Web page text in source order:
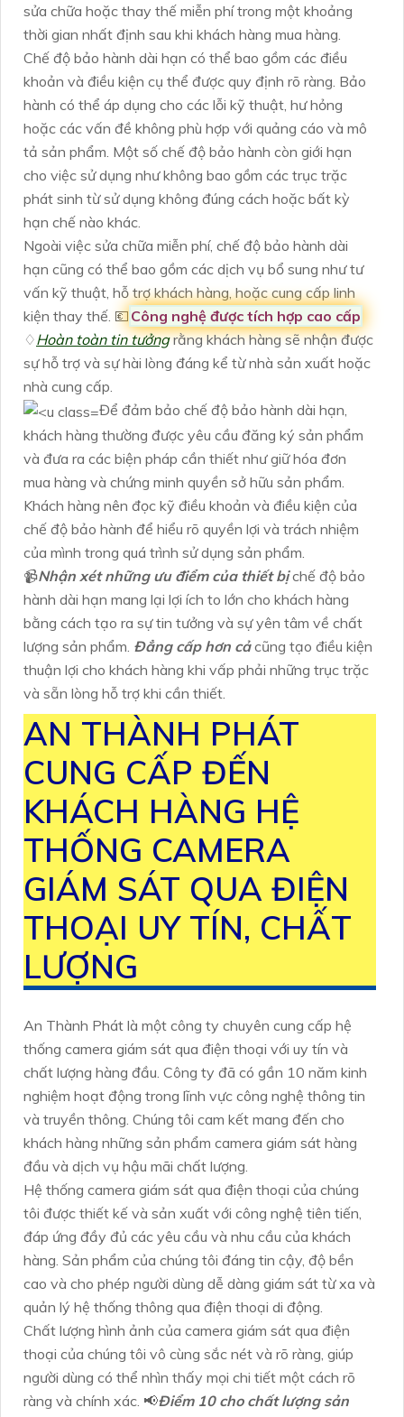
sửa chữa hoặc thay thế miễn phí trong một khoảng
thời gian nhất định sau khi khách hàng mua hàng.
Chế độ bảo hành dài hạn có thể bao gồm các điều
khoản và điều kiện cụ thể được quy định rõ ràng. Bảo
hành có thể áp dụng cho các lỗi kỹ thuật, hư hỏng
hoặc các vấn đề không phù hợp với quảng cáo và mô
tả sản phẩm. Một số chế độ bảo hành còn giới hạn
cho việc sử dụng như không bao gồm các trục trặc
phát sinh từ sử dụng không đúng cách hoặc bất kỳ
hạn chế nào khác.
Ngoài việc sửa chữa miễn phí, chế độ bảo hành dài
hạn cũng có thể bao gồm các dịch vụ bổ sung như tư
vấn kỹ thuật, hỗ trợ khách hàng, hoặc cung cấp linh
kiện thay thế. 💶 Công nghệ được tích hợp cao cấp
♢Hoàn toàn tin tưởngrằng khách hàng sẽ nhận được
sự hỗ trợ và sự hài lòng đáng kể từ nhà sản xuất hoặc
nhà cung cấp.
Để đảm bảo chế độ bảo hành dài hạn,
khách hàng thường được yêu cầu đăng ký sản phẩm
và đưa ra các biện pháp cần thiết như giữ hóa đơn
mua hàng và chứng minh quyền sở hữu sản phẩm.
Khách hàng nên đọc kỹ điều khoản và điều kiện của
chế độ bảo hành để hiểu rõ quyền lợi và trách nhiệm
của mình trong quá trình sử dụng sản phẩm.
📹Nhận xét những ưu điểm của thiết bịchế độ bảo
hành dài hạn mang lại lợi ích to lớn cho khách hàng
bằng cách tạo ra sự tin tưởng và sự yên tâm về chất
lượng sản phẩm. Đẳng cấp hơn cảcũng tạo điều kiện
thuận lợi cho khách hàng khi vấp phải những trục trặc
và sẵn lòng hỗ trợ khi cần thiết.
AN THÀNH PHÁT
CUNG CẤP ĐẾN
KHÁCH HÀNG HỆ
THỐNG CAMERA
GIÁM SÁT QUA ĐIỆN
THOẠI UY TÍN, CHẤT
LƯỢNG
An Thành Phát là một công ty chuyên cung cấp hệ
thống camera giám sát qua điện thoại với uy tín và
chất lượng hàng đầu. Công ty đã có gần 10 năm kinh
nghiệm hoạt động trong lĩnh vực công nghệ thông tin
và truyền thông. Chúng tôi cam kết mang đến cho
khách hàng những sản phẩm camera giám sát hàng
đầu và dịch vụ hậu mãi chất lượng.
Hệ thống camera giám sát qua điện thoại của chúng
tôi được thiết kế và sản xuất với công nghệ tiên tiến,
đáp ứng đầy đủ các yêu cầu và nhu cầu của khách
hàng. Sản phẩm của chúng tôi đáng tin cậy, độ bền
cao và cho phép người dùng dễ dàng giám sát từ xa và
quản lý hệ thống thông qua điện thoại di động.
Chất lượng hình ảnh của camera giám sát qua điện
thoại của chúng tôi vô cùng sắc nét và rõ ràng, giúp
người dùng có thể nhìn thấy mọi chi tiết một cách rõ
ràng và chính xác. 📢Điểm 10 cho chất lượng sản